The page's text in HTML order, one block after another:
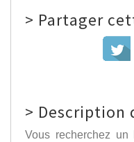
> Partager
> Description
Vous recherchez